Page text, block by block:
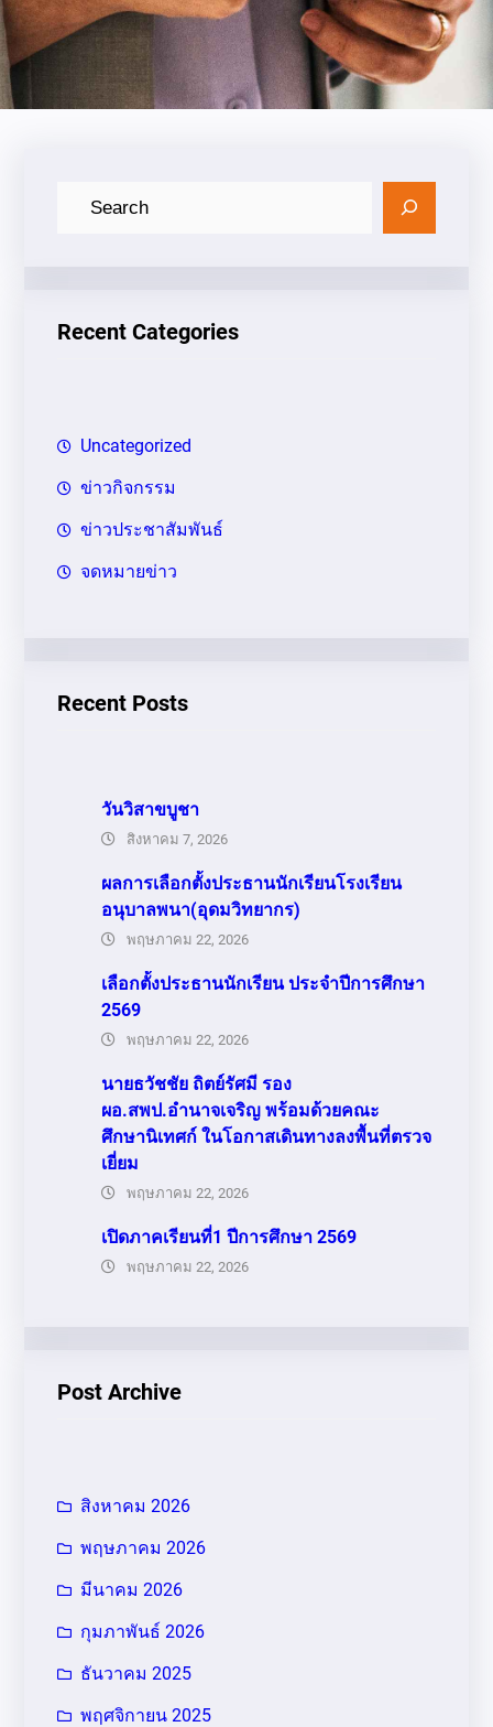
Recent Categories
Uncategorized
ข่าวกิจกรรม
ข่าวประชาสัมพันธ์
จดหมายข่าว
Recent Posts
วันวิสาขบูชา
สิงหาคม 7, 2026
ผลการเลือกตั้งประธานนักเรียนโรงเรียน
อนุบาลพนา(อุดมวิทยากร)
พฤษภาคม 22, 2026
เลือกตั้งประธานนักเรียน ประจำปีการศึกษา
2569
พฤษภาคม 22, 2026
นายธวัชชัย ถิตย์รัศมี รอง
ผอ.สพป.อำนาจเจริญ พร้อมด้วยคณะ
ศึกษานิเทศก์ ในโอกาสเดินทางลงพื้นที่ตรวจ
เยี่ยม
พฤษภาคม 22, 2026
เปิดภาคเรียนที่1 ปีการศึกษา 2569
พฤษภาคม 22, 2026
Post Archive
สิงหาคม 2026
พฤษภาคม 2026
มีนาคม 2026
กุมภาพันธ์ 2026
ธันวาคม 2025
พฤศจิกายน 2025